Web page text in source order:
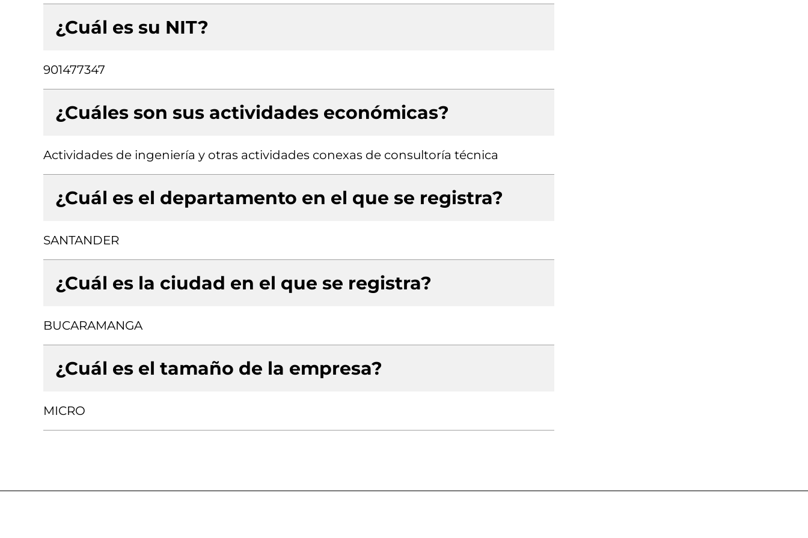
¿Cuál es su NIT?
901477347
¿Cuáles son sus actividades económicas?
Actividades de ingeniería y otras actividades conexas de consultoría técnica
¿Cuál es el departamento en el que se registra?
SANTANDER
¿Cuál es la ciudad en el que se registra?
BUCARAMANGA
¿Cuál es el tamaño de la empresa?
MICRO